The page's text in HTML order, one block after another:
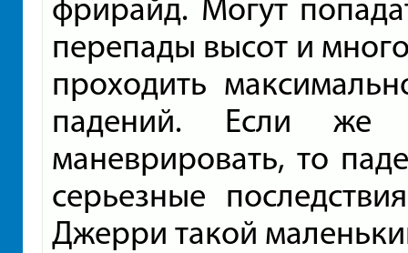
фрирайд. Могут
перепады высот и
проходить
падений. Если
маневрировать, то
серьезные
Джерри такой